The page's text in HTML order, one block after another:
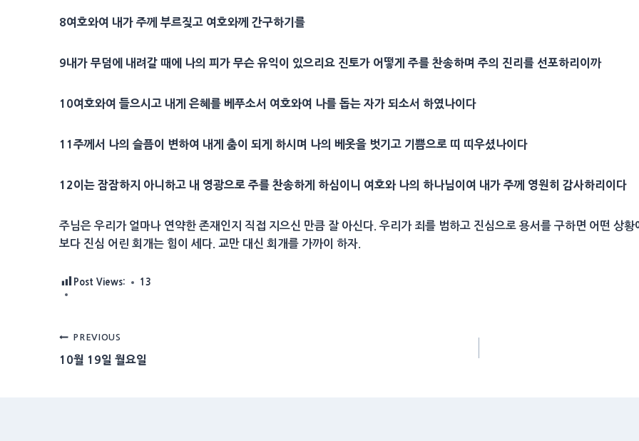
8여호와여 내가 주께 부르짖고 여호와께 간구하기를
9내가무덤에 내려갈 때에 나의 피가 무슨 유익이 있으리요 진토가 어떻게 주를 찬송하며 주의 진리를 선포하리이까
10여호와여 들으시고 내게은혜를 베푸소서 여호와여 나를돕는 자가 되소서 하였나이다
11주께서 나의 슬픔이 변하여 내게춤이 되게 하시며 나의 베옷을 벗기고 기쁨으로 띠 띠우셨나이다
12이는 잠잠하지 아니하고 내 영광으로 주를 찬송하게 하심이니 여호와 나의 하나님이여 내가 주께 영원히감사하리이다
주님은 우리가 얼마나 연약한 존재인지 직접 지으신 만큼 잘 아신다. 우리가 죄를 범하고 진심으로 용서를 구하면 어떤 상
보다 진심 어린 회개는 힘이 세다. 교만 대신 회개를 가까이 하자.
Post Views: 13
Post
navigation
PREVIOUS
10월 19일 월요일